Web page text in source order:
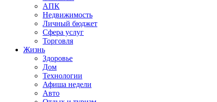
АПК
Недвижимость
Личный бюджет
Сфера услуг
Торговля
Жизнь
Здоровье
Дом
Технологии
Афиша недели
Авто